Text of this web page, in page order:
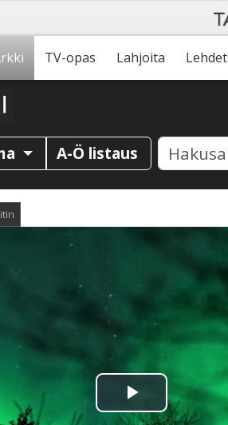
TV-opas Lahjoita Lehdet
A-Ö listaus
Toista